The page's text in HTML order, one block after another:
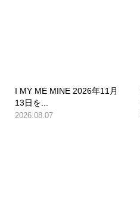
I MY ME MINE 2026年11月
13日を...
2026.08.07